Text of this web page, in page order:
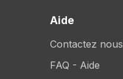
Aide
Contactez nous
FAQ - Aide